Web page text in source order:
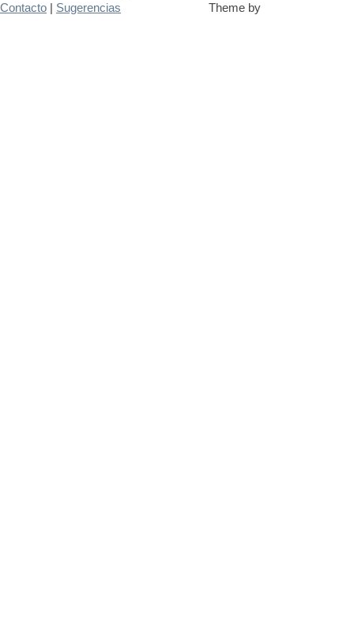
Theme by
Contacto Sugerencias